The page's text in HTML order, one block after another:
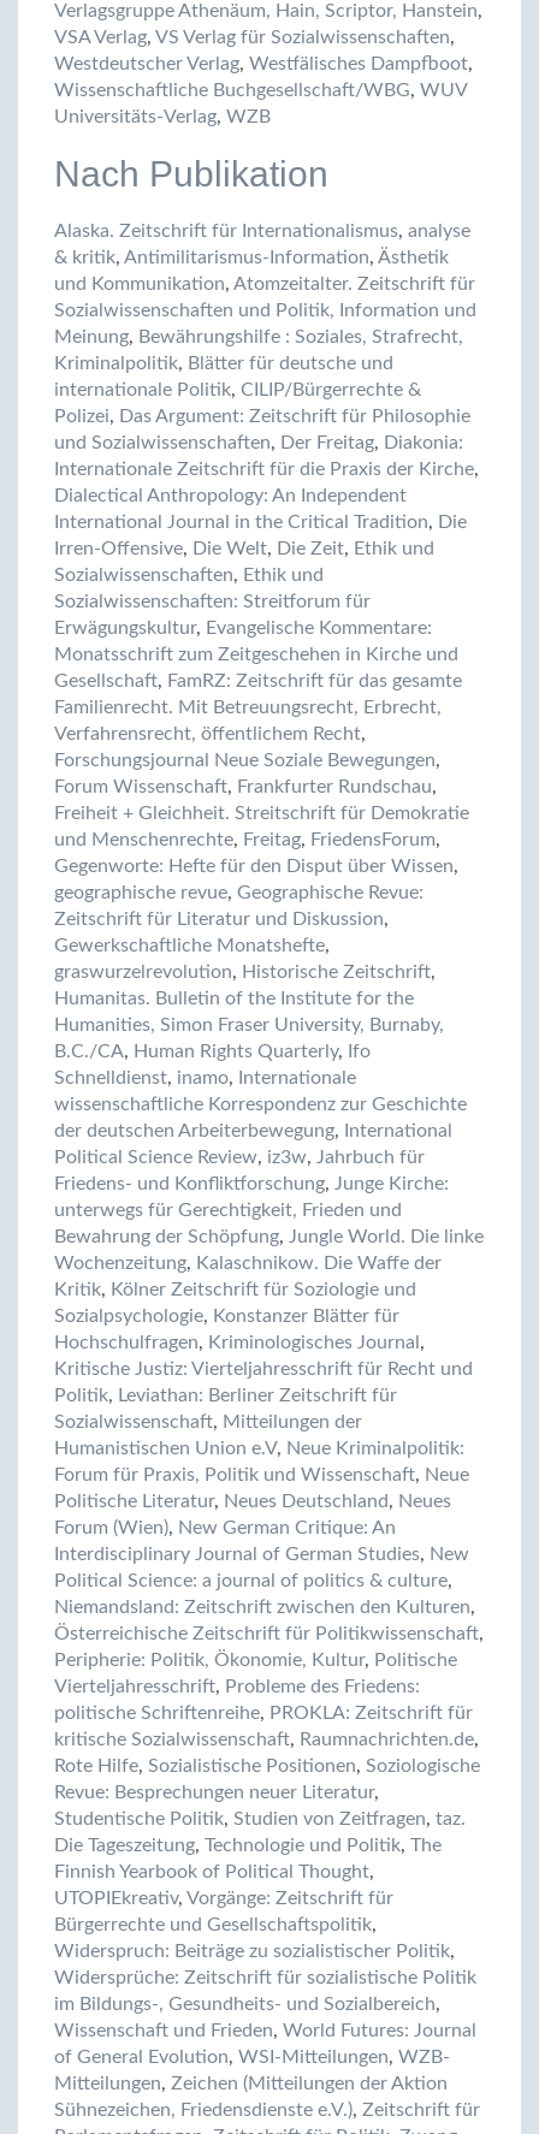
Verlagsgruppe Athenäum, Hain, Scriptor, Hanstein,
VSA Verlag, VS Verlag für Sozialwissenschaften,
Westdeutscher Verlag, Westfälisches Dampfboot,
Wissenschaftliche Buchgesellschaft/WBG, WUV
Universitäts-Verlag, WZB
Nach Publikation
Alaska. Zeitschrift für Internationalismus, analyse
& kritik, Antimilitarismus-Information, Ästhetik
und Kommunikation, Atomzeitalter. Zeitschrift für
Sozialwissenschaften und Politik, Information und
Meinung, Bewährungshilfe : Soziales, Strafrecht,
Kriminalpolitik, Blätter für deutsche und
internationale Politik, CILIP/Bürgerrechte &
Polizei, Das Argument: Zeitschrift für Philosophie
und Sozialwissenschaften, Der Freitag, Diakonia:
Internationale Zeitschrift für die Praxis der Kirche,
Dialectical Anthropology: An Independent
International Journal in the Critical Tradition, Die
Irren-Offensive, Die Welt, Die Zeit, Ethik und
Sozialwissenschaften, Ethik und
Sozialwissenschaften: Streitforum für
Erwägungskultur, Evangelische Kommentare:
Monatsschrift zum Zeitgeschehen in Kirche und
Gesellschaft, FamRZ: Zeitschrift für das gesamte
Familienrecht. Mit Betreuungsrecht, Erbrecht,
Verfahrensrecht, öffentlichem Recht,
Forschungsjournal Neue Soziale Bewegungen,
Forum Wissenschaft, Frankfurter Rundschau,
Freiheit + Gleichheit. Streitschrift für Demokratie
und Menschenrechte, Freitag, FriedensForum,
Gegenworte: Hefte für den Disput über Wissen,
geographische revue, Geographische Revue:
Zeitschrift für Literatur und Diskussion,
Gewerkschaftliche Monatshefte,
graswurzelrevolution, Historische Zeitschrift,
Humanitas. Bulletin of the Institute for the
Humanities, Simon Fraser University, Burnaby,
B.C./CA, Human Rights Quarterly, Ifo
Schnelldienst, inamo,
Internationale
wissenschaftliche Korrespondenz zur Geschichte
der deutschen Arbeiterbewegung,
International
Political Science Review, iz3w, Jahrbuch für
Friedens- und Konfliktforschung, Junge Kirche:
unterwegs für Gerechtigkeit, Frieden und
Bewahrung der Schöpfung, Jungle World. Die linke
Wochenzeitung, Kalaschnikow. Die Waffe der
Kritik, Kölner Zeitschrift für Soziologie und
Sozialpsychologie, Konstanzer Blätter für
Hochschulfragen, Kriminologisches Journal ,
Kritische Justiz: Vierteljahresschrift für Recht und
Politik, Leviathan: Berliner Zeitschrift für
Sozialwissenschaft, Mitteilungen der
Humanistischen Union e.V, Neue Kriminalpolitik:
Forum für Praxis, Politik und Wissenschaft, Neue
Politische Literatur, Neues Deutschland, Neues
Forum (Wien), New German Critique: An
Interdisciplinary Journal of German Studies, New
Political Science: a journal of politics & culture,
Niemandsland: Zeitschrift zwischen den Kulturen,
Österreichische Zeitschrift für Politikwissenschaft,
Peripherie: Politik, Ökonomie, Kultur, Politische
Vierteljahresschrift, Probleme des Friedens:
politische Schriftenreihe, PROKLA: Zeitschrift für
kritische Sozialwissenschaft, Raumnachrichten.de,
Rote Hilfe, Sozialistische Positionen, Soziologische
Revue: Besprechungen neuer Literatur,
Studentische Politik, Studien von Zeitfragen, taz.
Die Tageszeitung, Technologie und Politik, The
Finnish Yearbook of Political Thought,
UTOPIEkreativ, Vorgänge: Zeitschrift für
Bürgerrechte und Gesellschaftspolitik,
Widerspruch: Beiträge zu sozialistischer Politik,
Widersprüche: Zeitschrift für sozialistische Politik
im Bildungs-, Gesundheits- und Sozialbereich,
Wissenschaft und Frieden, World Futures: Journal
of General Evolution, WSI-Mitteilungen, WZB-
Mitteilungen, Zeichen (Mitteilungen der Aktion
Sühnezeichen, Friedensdienste e.V.), Zeitschrift für